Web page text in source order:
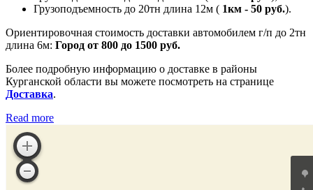
Грузоподъемность до 20тн длина 12м ( 1км - 50 руб.).
Ориентировочная стоимость доставки автомобилем г/п до 2тн
длина 6м: Город от 800 до 1500 руб.
Более подробную информацию о доставке в районы
Курганской области вы можете посмотреть на странице
Доставка.
Read more